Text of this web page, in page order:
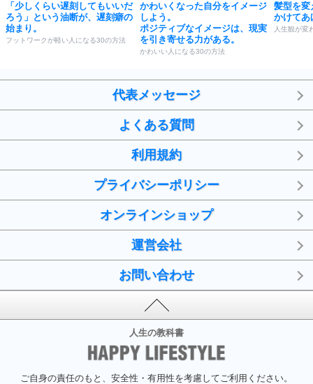
「少しくらい遅刻してもいいだ
ろう」という油断が、遅刻癖の
始まり。
フットワークが軽い人になる30の方法
かわいくなった自分をイメージ
しよう。
ポジティブなイメージは、現実
を引き寄せる力がある。
かわいい人になる30の方法
髪型を変
かけてあ
人生観が変
代表メッセージ
よくある質問
利用規約
プライバシーポリシー
オンラインショップ
運営会社
お問い合わせ
人生の教科書
ご自身の責任のもと、安全性・有用性を考慮してご利用ください。